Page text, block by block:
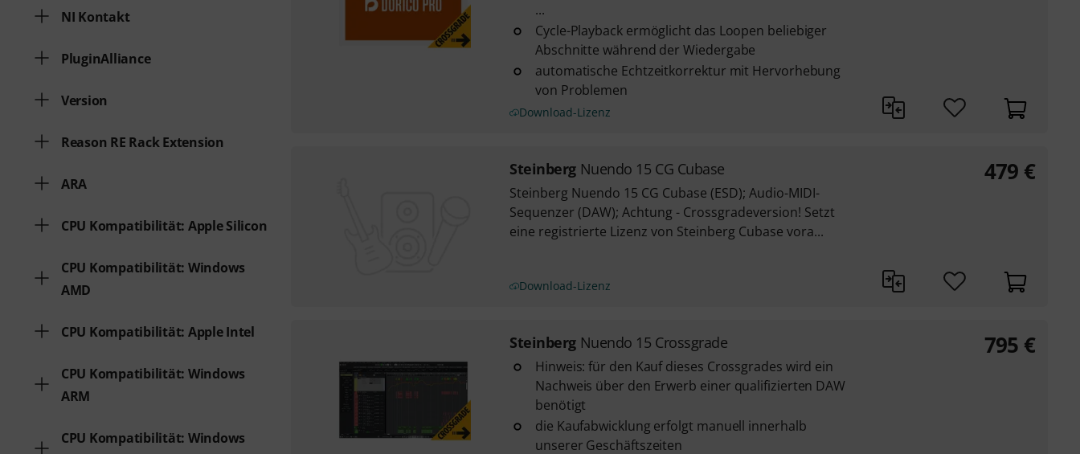
NI Kontakt
PluginAlliance
Version
Reason RE Rack Extension
ARA
CPU Kompatibilität: Apple Silicon
CPU Kompatibilität: Windows
AMD
CPU Kompatibilität: Apple Intel
CPU Kompatibilität: Windows
ARM
CPU Kompatibilität: Windows
...
Cycle-Playback ermöglicht das Loopen beliebiger
Abschnitte während der Wiedergabe
automatische Echtzeitkorrektur mit Hervorhebung
von Problemen
Download-Lizenz
Steinberg Nuendo 15 CG Cubase
Steinberg Nuendo 15 CG Cubase (ESD); Audio-MIDI-
Sequenzer (DAW); Achtung - Crossgradeversion! Setzt
eine registrierte Lizenz von Steinberg Cubase vora...
Download-Lizenz
479 €
Steinberg Nuendo 15 Crossgrade
Hinweis: für den Kauf dieses Crossgrades wird ein
Nachweis über den Erwerb einer qualifizierten DAW
benötigt
die Kaufabwicklung erfolgt manuell innerhalb
unserer Geschäftszeiten
795 €